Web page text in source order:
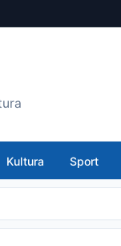
Kultura Sport